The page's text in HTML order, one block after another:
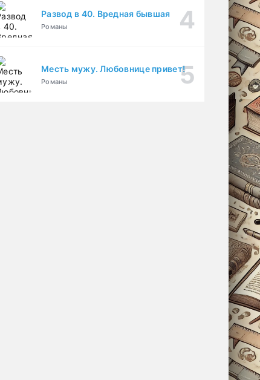
Развод в 40. Вредная бывшая
Романы
Месть мужу. Любовнице привет!
Романы